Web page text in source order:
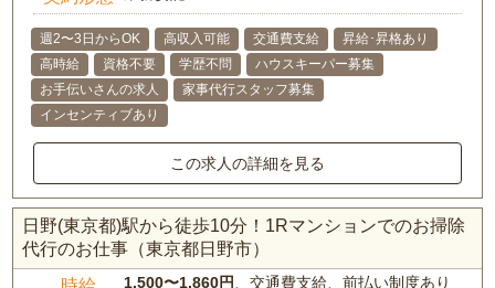
週2〜3日からOK 高収入可能 交通費支給
昇給･昇格あり
高時給
資格不要 学歴不問
ハウスキーパー募集
お手伝いさんの求人
家事代行スタッフ募集
インセンティブあり
この求人の詳細を見る
日野(東京都)駅から徒歩10分！1Rマンションでのお掃除
代行のお仕事（東京都日野市）
1,500〜1,860円、交通費支給、前払い制度あり